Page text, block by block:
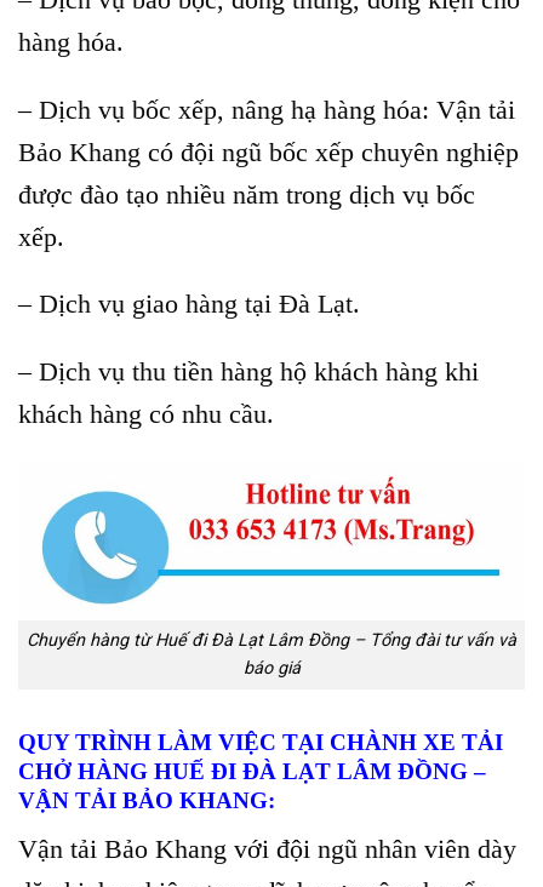
hàng hóa.
– Dịch vụ bốc xếp, nâng hạ hàng hóa: Vận tải
Bảo Khang có đội ngũ bốc xếp chuyên nghiệp
được đào tạo nhiều năm trong dịch vụ bốc
xếp.
– Dịch vụ giao hàng tại Đà Lạt.
– Dịch vụ thu tiền hàng hộ khách hàng khi
khách hàng có nhu cầu.
Chuyển hàng từ Huế đi Đà Lạt Lâm Đồng – Tổng đài tư vấn và
báo giá
QUY TRÌNH LÀM VIỆC TẠI CHÀNH XE TẢI
CHỞ HÀNG HUẾ ĐI ĐÀ LẠT LÂM ĐỒNG –
VẬN TẢI BẢO KHANG:
Vận tải Bảo Khang với đội ngũ nhân viên dày